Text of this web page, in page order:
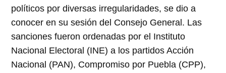
políticos por diversas irregularidades, se dio a
conocer en su sesión del Consejo General. Las
sanciones fueron ordenadas por el Instituto
Nacional Electoral (INE) a los partidos Acción
Nacional (PAN), Compromiso por Puebla (CPP),